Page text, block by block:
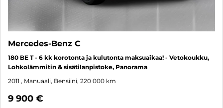
Mercedes-Benz C
180 BE T - 6 kk korotonta ja kulutonta maksuaikaa! - Vetokoukku,
Lohkolämmitin & sisätilanpistoke, Panorama
2011 , Manuaali, Bensiini, 220 000 km
9 900 €